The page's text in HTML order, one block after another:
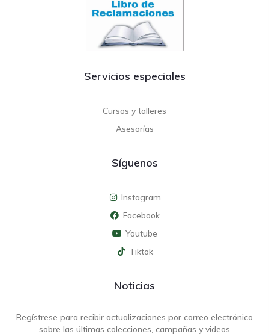
Servicios especiales
Cursos y talleres
Asesorías
Síguenos
Instagram
Facebook
Youtube
Tiktok
Noticias
Regístrese para recibir actualizaciones por correo electrónico
sobre las últimas colecciones, campañas y videos